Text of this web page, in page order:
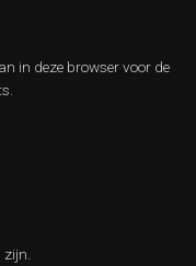
in deze browser voor de